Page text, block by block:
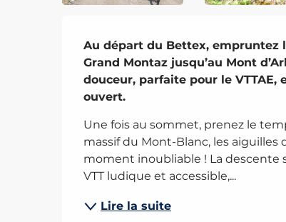
Description
Au départ du Bettex, empruntez
Grand Montaz jusqu’au Mont
douceur, parfaite pour le
ouvert.
Une fois au sommet, prenez le
massif du Mont-Blanc, les aiguilles
moment inoubliable ! La descente
VTT ludique et accessible,...
Lire la suite